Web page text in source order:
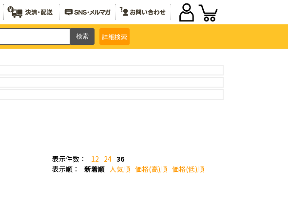
詳細検索
表示件数： 12 24 36
表示順：
新着順 人気順 価格(高)順 価格(低)順